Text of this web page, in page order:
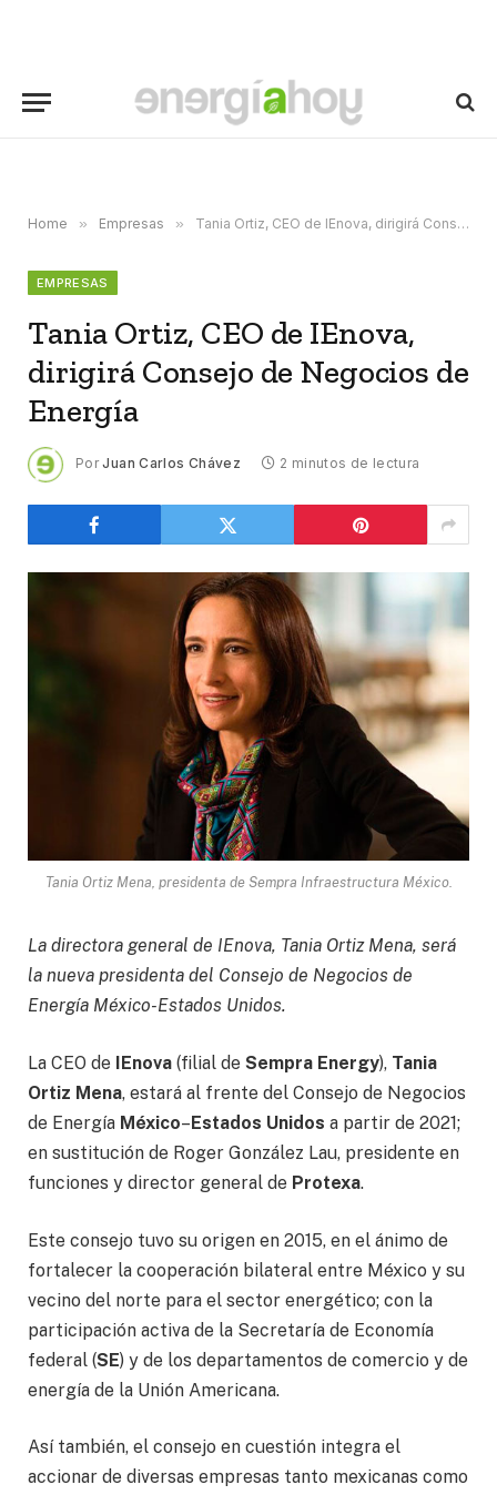
Home » Empresas » Tania Ortiz, CEO de IEnova, dirigirá Consejo de Negocios de Energía
EMPRESAS
Tania Ortiz, CEO de IEnova,
dirigirá Consejo de Negocios de
Energía
Por Juan Carlos Chávez 2 minutos de lectura
Tania Ortiz Mena, presidenta de Sempra Infraestructura México.
La directora general de IEnova, Tania Ortiz Mena, será
la nueva presidenta del Consejo de Negocios de
Energía México-Estados Unidos.
La CEO de IEnova (filial de Sempra Energy), Tania
Ortiz Mena, estará al frente del Consejo de Negocios
de Energía México–Estados Unidos a partir de 2021;
en sustitución de Roger González Lau, presidente en
funciones y director general de Protexa.
Este consejo tuvo su origen en 2015, en el ánimo de
fortalecer la cooperación bilateral entre México y su
vecino del norte para el sector energético; con la
participación activa de la Secretaría de Economía
federal (SE) y de los departamentos de comercio y de
energía de la Unión Americana.
Así también, el consejo en cuestión integra el
accionar de diversas empresas tanto mexicanas como